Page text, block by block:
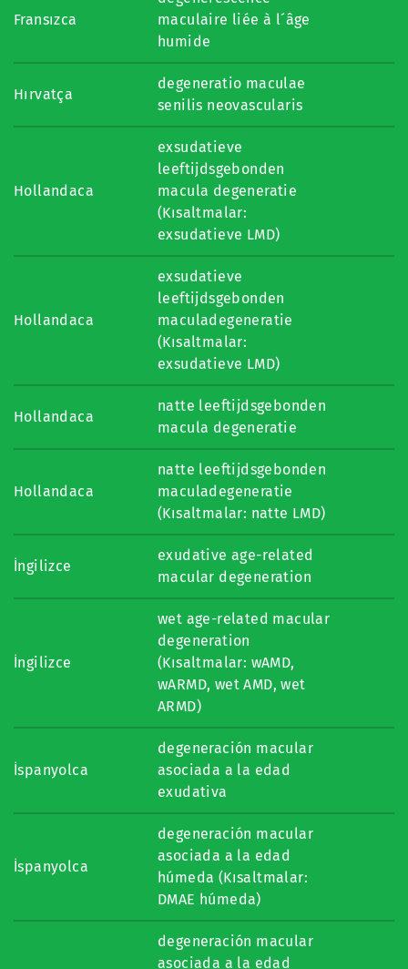
Fransızca
maculaire liée à l´âge
humide
Hırvatça
degeneratio maculae
senilis neovascularis
Hollandaca
exsudatieve
leeftijdsgebonden
macula degeneratie
(Kısaltmalar:
exsudatieve LMD)
Hollandaca
exsudatieve
leeftijdsgebonden
maculadegeneratie
(Kısaltmalar:
exsudatieve LMD)
Hollandaca
natte leeftijdsgebonden
macula degeneratie
Hollandaca
natte leeftijdsgebonden
maculadegeneratie
(Kısaltmalar: natte LMD)
İngilizce
exudative age-related
macular degeneration
İngilizce
wet age-related macular
degeneration
(Kısaltmalar: wAMD,
wARMD, wet AMD, wet
ARMD)
İspanyolca
degeneración macular
asociada a la edad
exudativa
İspanyolca
degeneración macular
asociada a la edad
húmeda (Kısaltmalar:
DMAE húmeda)
degeneración macular
asociada a la edad